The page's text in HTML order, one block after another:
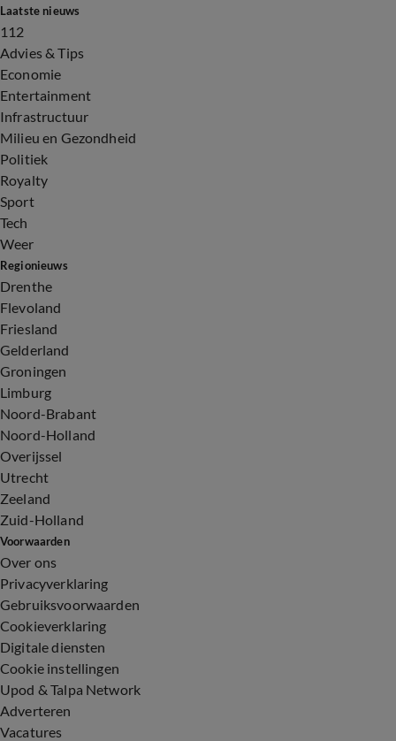
Laatste nieuws
112
Advies & Tips
Economie
Entertainment
Infrastructuur
Milieu en Gezondheid
Politiek
Royalty
Sport
Tech
Weer
Regionieuws
Drenthe
Flevoland
Friesland
Gelderland
Groningen
Limburg
Noord-Brabant
Noord-Holland
Overijssel
Utrecht
Zeeland
Zuid-Holland
Voorwaarden
Over ons
Privacyverklaring
Gebruiksvoorwaarden
Cookieverklaring
Digitale diensten
Cookie instellingen
Upod & Talpa Network
Adverteren
Vacatures